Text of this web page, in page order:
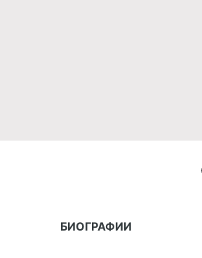
БИОГРАФИИ